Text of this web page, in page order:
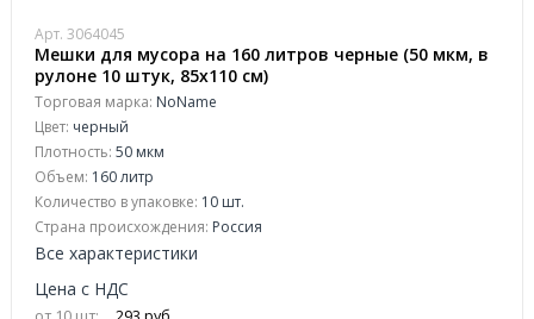
Арт. 3064045
Мешки для мусора на 160 литров черные (50 мкм, в
рулоне 10 штук, 85х110 см)
Торговая марка: NoName
Цвет: черный
Плотность: 50 мкм
Объем: 160 литр
Количество в упаковке: 10 шт.
Страна происхождения: Россия
Все характеристики
Цена с НДС